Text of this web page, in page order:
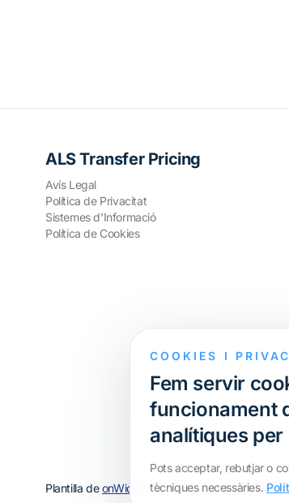
ALS Transfer Pricing
Avís Legal
Política de Privacitat
Sistemes d'Informació
Política de Cookies
Plantilla deonWidget, modificada perALS
COOKIES I
Fem servir
funcionament
analítiques per
Pots acceptar, rebutjar o
tècniques necessàries.